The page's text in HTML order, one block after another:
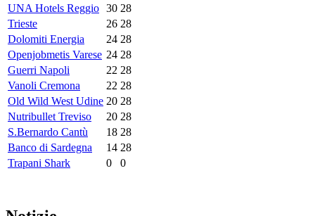
UNA Hotels Reggio 30 28
Trieste
26 28
Dolomiti Energia
24 28
Openjobmetis Varese 24 28
Guerri Napoli
22 28
Vanoli Cremona
22 28
Old Wild West Udine 20 28
Nutribullet Treviso
20 28
S.Bernardo Cantù
18 28
Banco di Sardegna
14 28
Trapani Shark
0 0